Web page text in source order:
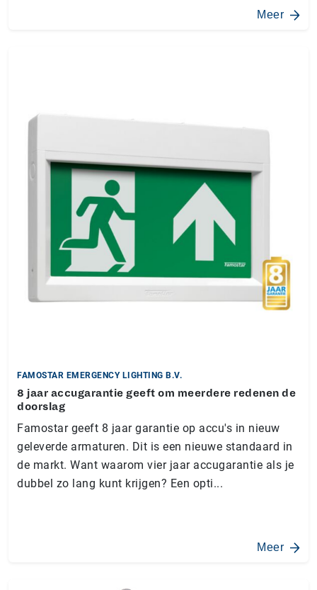
Meer
FAMOSTAR EMERGENCY LIGHTING B.V.
8 jaar accugarantie geeft om meerdere redenen de
doorslag
Famostar geeft 8 jaar garantie op accu's in nieuw
geleverde armaturen. Dit is een nieuwe standaard in
de markt. Want waarom vier jaar accugarantie als je
dubbel zo lang kunt krijgen? Een opti...
Meer